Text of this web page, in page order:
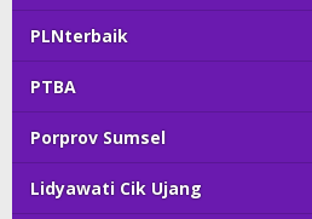
PLNterbaik
PTBA
Porprov Sumsel
Lidyawati Cik Ujang